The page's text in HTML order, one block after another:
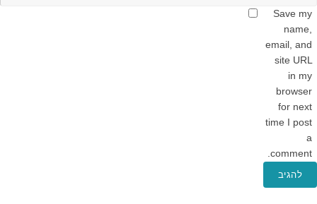
Save my
name,
email, and
site URL
in my
browser
for next
time I post
a
comment.